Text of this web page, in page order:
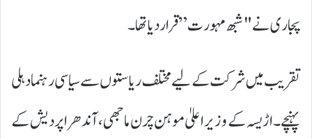
پجاری نے "شبھ مہورت” قرار دیا تھا۔
تقریب میں شرکت کے لیے مختلف ریاستوں سے سیاسی رہنما دہلی
پہنچے۔ اڑیسہ کے وزیر اعلیٰ موہن چرن ماجھی، آندھرا پردیش کے